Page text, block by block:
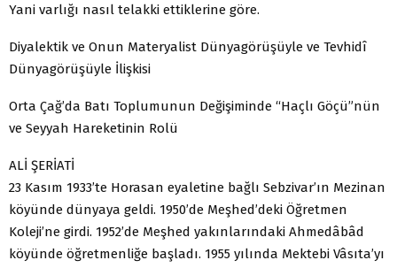
Yani varlığı nasıl telakki ettiklerine göre.
Diyalektik ve Onun Materyalist Dünyagörüşüyle ve Tevhidî
Dünyagörüşüyle İlişkisi
Orta Çağ’da Batı Toplumunun Değişiminde “Haçlı Göçü”nün
ve Seyyah Hareketinin Rolü
ALİ ŞERİATİ
23 Kasım 1933’te Horasan eyaletine bağlı Sebzivar’ın Mezinan
köyünde dünyaya geldi. 1950’de Meşhed’deki Öğretmen
Koleji’ne girdi. 1952’de Meşhed yakınlarındaki Ahmedâbâd
köyünde öğretmenliğe başladı. 1955 yılında Mektebi Vâsıta’yı